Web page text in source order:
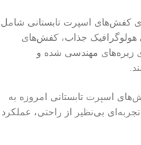
کفش‌های اسپرت تابستانی شامل
هولوگرافیک جذاب، کفش‌های
زیره‌های مهندسی شده و
اسپرت تابستانی امروزه به
بی‌نظیر از راحتی، عملکرد